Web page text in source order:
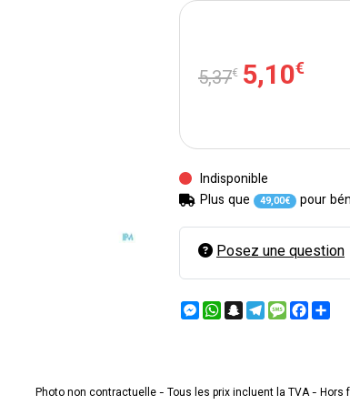
5,37€ 5,10€
Indisponible
Plus que
49,00€ pour
Posez une question
Messenger
WhatsApp
Snapchat
Telegram
Message
Photo non contractuelle - Tous les prix incluent la TVA - Hors